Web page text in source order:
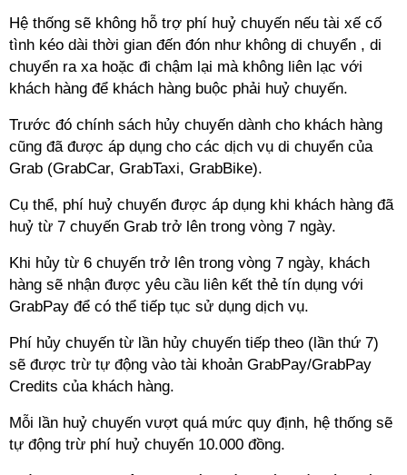
Hệ thống sẽ không hỗ trợ phí huỷ chuyến nếu tài xế cố
tình kéo dài thời gian đến đón như không di chuyển , di
chuyển ra xa hoặc đi chậm lại mà không liên lạc với
khách hàng để khách hàng buộc phải huỷ chuyến.
Trước đó chính sách hủy chuyến dành cho khách hàng
cũng đã được áp dụng cho các dịch vụ di chuyển của
Grab (GrabCar, GrabTaxi, GrabBike).
Cụ thể, phí huỷ chuyến được áp dụng khi khách hàng đã
huỷ từ 7 chuyến Grab trở lên trong vòng 7 ngày.
Khi hủy từ 6 chuyến trở lên trong vòng 7 ngày, khách
hàng sẽ nhận được yêu cầu liên kết thẻ tín dụng với
GrabPay để có thể tiếp tục sử dụng dịch vụ.
Phí hủy chuyến từ lần hủy chuyến tiếp theo (lần thứ 7)
sẽ được trừ tự động vào tài khoản GrabPay/GrabPay
Credits của khách hàng.
Mỗi lần huỷ chuyến vượt quá mức quy định, hệ thống sẽ
tự động trừ phí huỷ chuyến 10.000 đồng.